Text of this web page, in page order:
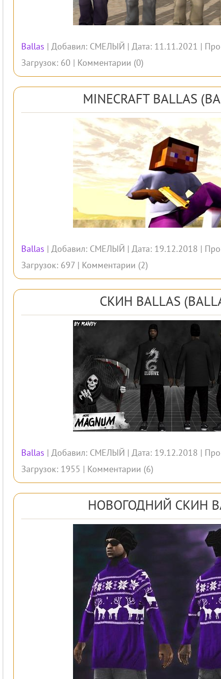
Ballas | Добавил: СМЕЛЫЙ | Дата: 11.11.2021 |
Загрузок: 60 | Комментарии (0)
MINECRAFT BALLAS
Ballas | Добавил: СМЕЛЫЙ | Дата: 19.12.2018 |
Загрузок: 697 | Комментарии (2)
СКИН BALLAS
Ballas | Добавил: СМЕЛЫЙ | Дата: 19.12.2018 |
Загрузок: 1955 | Комментарии (6)
НОВОГОДНИЙ СКИН